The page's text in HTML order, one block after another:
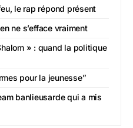
le rap répond présent
ne s’efface vraiment
» : quand la politique
pour la jeunesse”
banlieusarde qui a mis